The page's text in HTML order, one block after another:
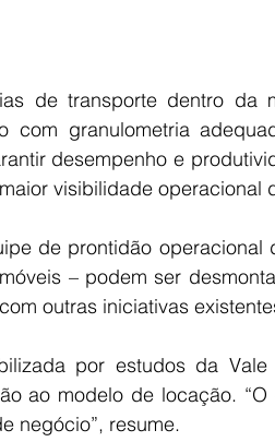
de transporte dentro da
com granulometria
desempenho e
visibilidade operacional
de prontidão operacional
– podem ser
outras iniciativas
por estudos da
ao modelo de locação.
negócio”, resume.